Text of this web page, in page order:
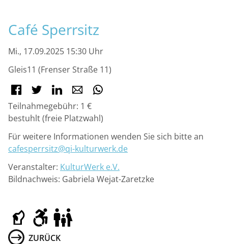
Café Sperrsitz
Mi., 17.09.2025 15:30 Uhr
Gleis11 (Frenser Straße 11)
Facebook
Twitter LinkedInE-mail
Teilnahmegebühr: 1 €
bestuhlt (freie Platzwahl)
Für weitere Informationen wenden Sie sich bitte an
cafesperrsitz@qi-kulturwerk.de
Veranstalter: KulturWerk e.V.
Bildnachweis: Gabriela Wejat-Zaretzke
ZURÜCK